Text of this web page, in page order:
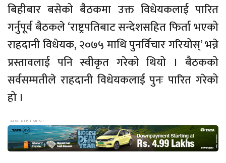
बिहीबार बसेको बैठकमा उक्त विधेयकलाई पारित
गर्नुपूर्व बैठकले ‘राष्ट्रपतिबाट सन्देशसहित फिर्ता भएको
राहदानी विधेयक, २०७५ माथि पुनर्विचार गरियोस्’ भन्ने
प्रस्तावलाई पनि स्वीकृत गरेको थियो । बैठकको
सर्वसम्मतीले राहदानी विधेयकलाई पुनः पारित गरेको
हो ।